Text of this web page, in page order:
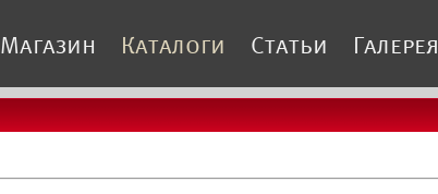
Магазин Каталоги Статьи Галерея